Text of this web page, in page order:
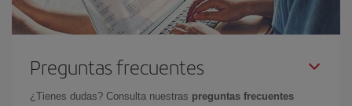
Preguntas frecuentes
¿Tienes dudas? Consulta nuestras preguntas frecuentes